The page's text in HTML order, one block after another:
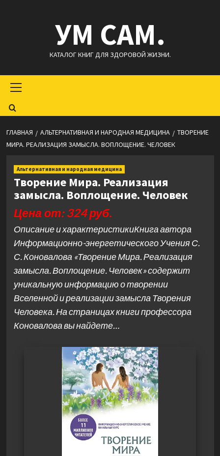
УМ САМ.
КАТАЛОГ КНИГ ДЛЯ ЗДОРОВОЙ ЖИЗНИ.
меню
ГЛАВНАЯ АЛЬТЕРНАТИВНАЯ И НАРОДНАЯ МЕДИЦИНА
ТВОРЕНИЕ
МИРА. РЕАЛИЗАЦИЯ ЗАМЫСЛА. ВОПЛОЩЕНИЕ. ЧЕЛОВЕК
Альтернативная и народная медицина
Творение Мира. Реализация
замысла. Воплощение. Человек
Цена от: 324 руб.
Описание и характеристикиКнига автора
Информационно-энергетического Учения С.
С. Коновалова «Творение Мира. Реализация
замысла. Воплощение. Человек» содержит
уникальную информацию о творении
Вселенной и реализации замысла Творения
Человека. На страницах книги профессора
Коновалова вы найдете…